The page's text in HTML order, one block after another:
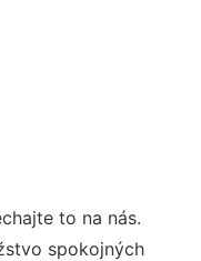
to na nás.
spokojných